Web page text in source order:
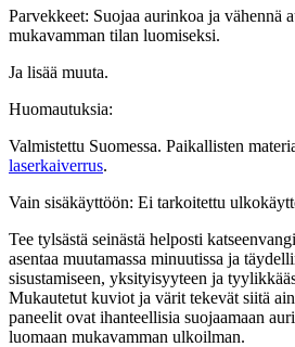
Parvekkeet: Suojaa aurinkoa ja vähennä
mukavamman tilan luomiseksi.
Ja lisää muuta.
Huomautuksia:
Valmistettu Suomessa. Paikallisten
laserkaiverrus.
Vain sisäkäyttöön: Ei tarkoitettu
Tee tylsästä seinästä helposti
asentaa muutamassa minuutissa ja
sisustamiseen, yksityisyyteen ja
Mukautetut kuviot ja värit tekevät siitä
paneelit ovat ihanteellisia suojaamaan
luomaan mukavamman ulkoilman.